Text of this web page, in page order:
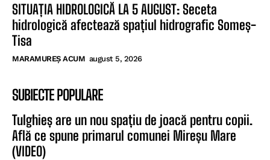
SITUAȚIA HIDROLOGICĂ LA 5 AUGUST: Seceta
hidrologică afectează spațiul hidrografic Someș-
Tisa
MARAMUREȘ ACUM august 5, 2026
SUBIECTE POPULARE
Tulghieș are un nou spațiu de joacă pentru copii.
Află ce spune primarul comunei Mireșu Mare
(VIDEO)